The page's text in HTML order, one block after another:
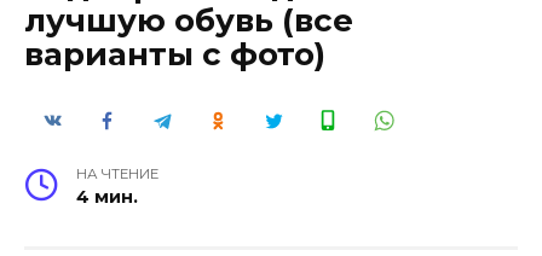
лучшую обувь (все
варианты с фото)
НА ЧТЕНИЕ
4 мин.